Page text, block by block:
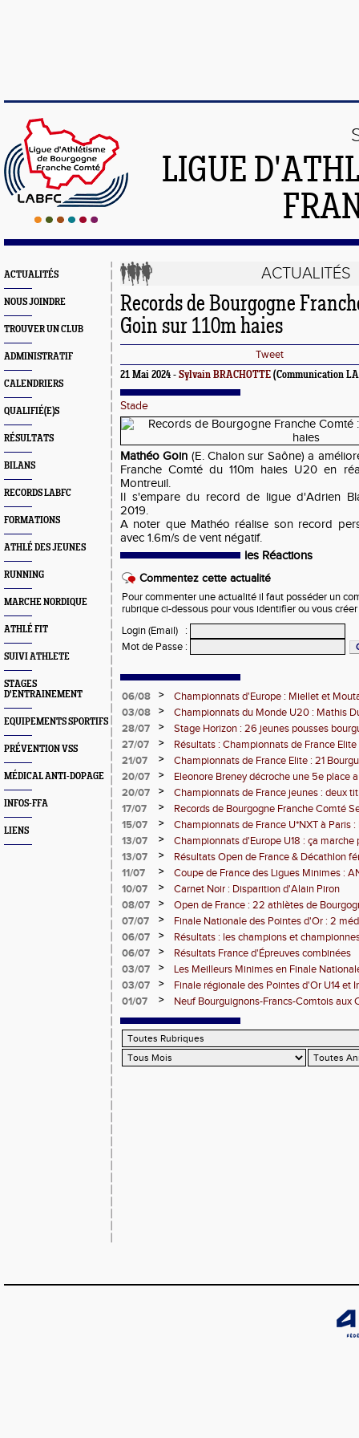
LIGUE
ACTUALITÉS
NOUS JOINDRE
TROUVER UN CLUB
ADMINISTRATIF
CALENDRIERS
QUALIFIÉ(E)S
RÉSULTATS
BILANS
RECORDS LABFC
FORMATIONS
ATHLÉ DES JEUNES
RUNNING
MARCHE NORDIQUE
ATHLÉ FIT
SUIVI ATHLETE
STAGES
D'ENTRAINEMENT
EQUIPEMENTS SPORTIFS
PRÉVENTION VSS
MÉDICAL ANTI-DOPAGE
INFOS-FFA
LIENS
ACTUALITÉS
Records de Bourgogne
Goin sur 110m haies
Tweet
21 Mai 2024 - Sylvain BRACHOTTE (Communication
Stade
Mathéo Goin (E. Chalon sur Saône) a
Franche Comté du 110m haies U20 en
Montreuil.
Il s'empare du record de ligue d'Adrien
2019.
A noter que Mathéo réalise son record
avec 1.6m/s de vent négatif.
les Réactions
Commentez cette actualité
Pour commenter une actualité il faut posséder un
rubrique ci-dessous pour vous identifier ou vous
Login (Email)
:
Mot de Passe :
06/08 >
Championnats d'Europe : Miellet et
03/08
>
Championnats du Monde U20 : Mathis
3000m steeple
28/07 >
Stage Horizon : 26 jeunes pousses
comtoises retenues
27/07 >
Résultats : Championnats de France
21/07
>
Championnats de France Elite : 21
l'assaut d'Albi
20/07 >
Eleonore Breney décroche une 5e place
d'Europe U18
20/07 >
Championnats de France jeunes : deux
de médailles pour la BFC
17/07 >
Records de Bourgogne Franche Comté
15/07
>
Championnats de France U*NXT à Paris
Comté en force
13/07 >
Championnats d'Europe U18 : ça marche
13/07
>
Résultats Open de France & Décathlon
Bourguignons-Francs-Comtois sur le
11/07 >
Coupe de France des Ligues Minimes :
10/07
>
Carnet Noir : Disparition d'Alain Piron
08/07
>
Open de France : 22 athlètes de
clubs) engagés
07/07 >
Finale Nationale des Pointes d'Or : 2
DUC
06/07 >
Résultats : les champions et
Dijon
06/07 >
Résultats France d'Épreuves combinées
03/07
>
Les Meilleurs Minimes en Finale
03/07
>
Finale régionale des Pointes d'Or U14 et
01/07
>
Neuf Bourguignons-Francs-Comtois aux